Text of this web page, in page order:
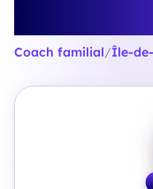
Coach familial/Île-